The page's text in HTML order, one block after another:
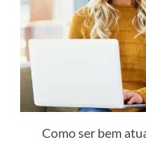
Como ser bem